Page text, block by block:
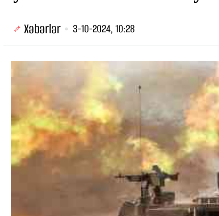
Xəbərlər 3-10-2024, 10:28